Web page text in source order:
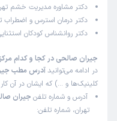
دکتر مشاوره مدیریت خشم
دکتر درمان استرس و اضطراب
دکتر روانشناس کودکان
جیران صالحی در کجا و کدام
در ادامه می‌توانید آدرس مطب
کلینیک‌ها و …) که ایشان در آن
آدرس و شماره تلفن جیران
تهران، شماره تلفن: